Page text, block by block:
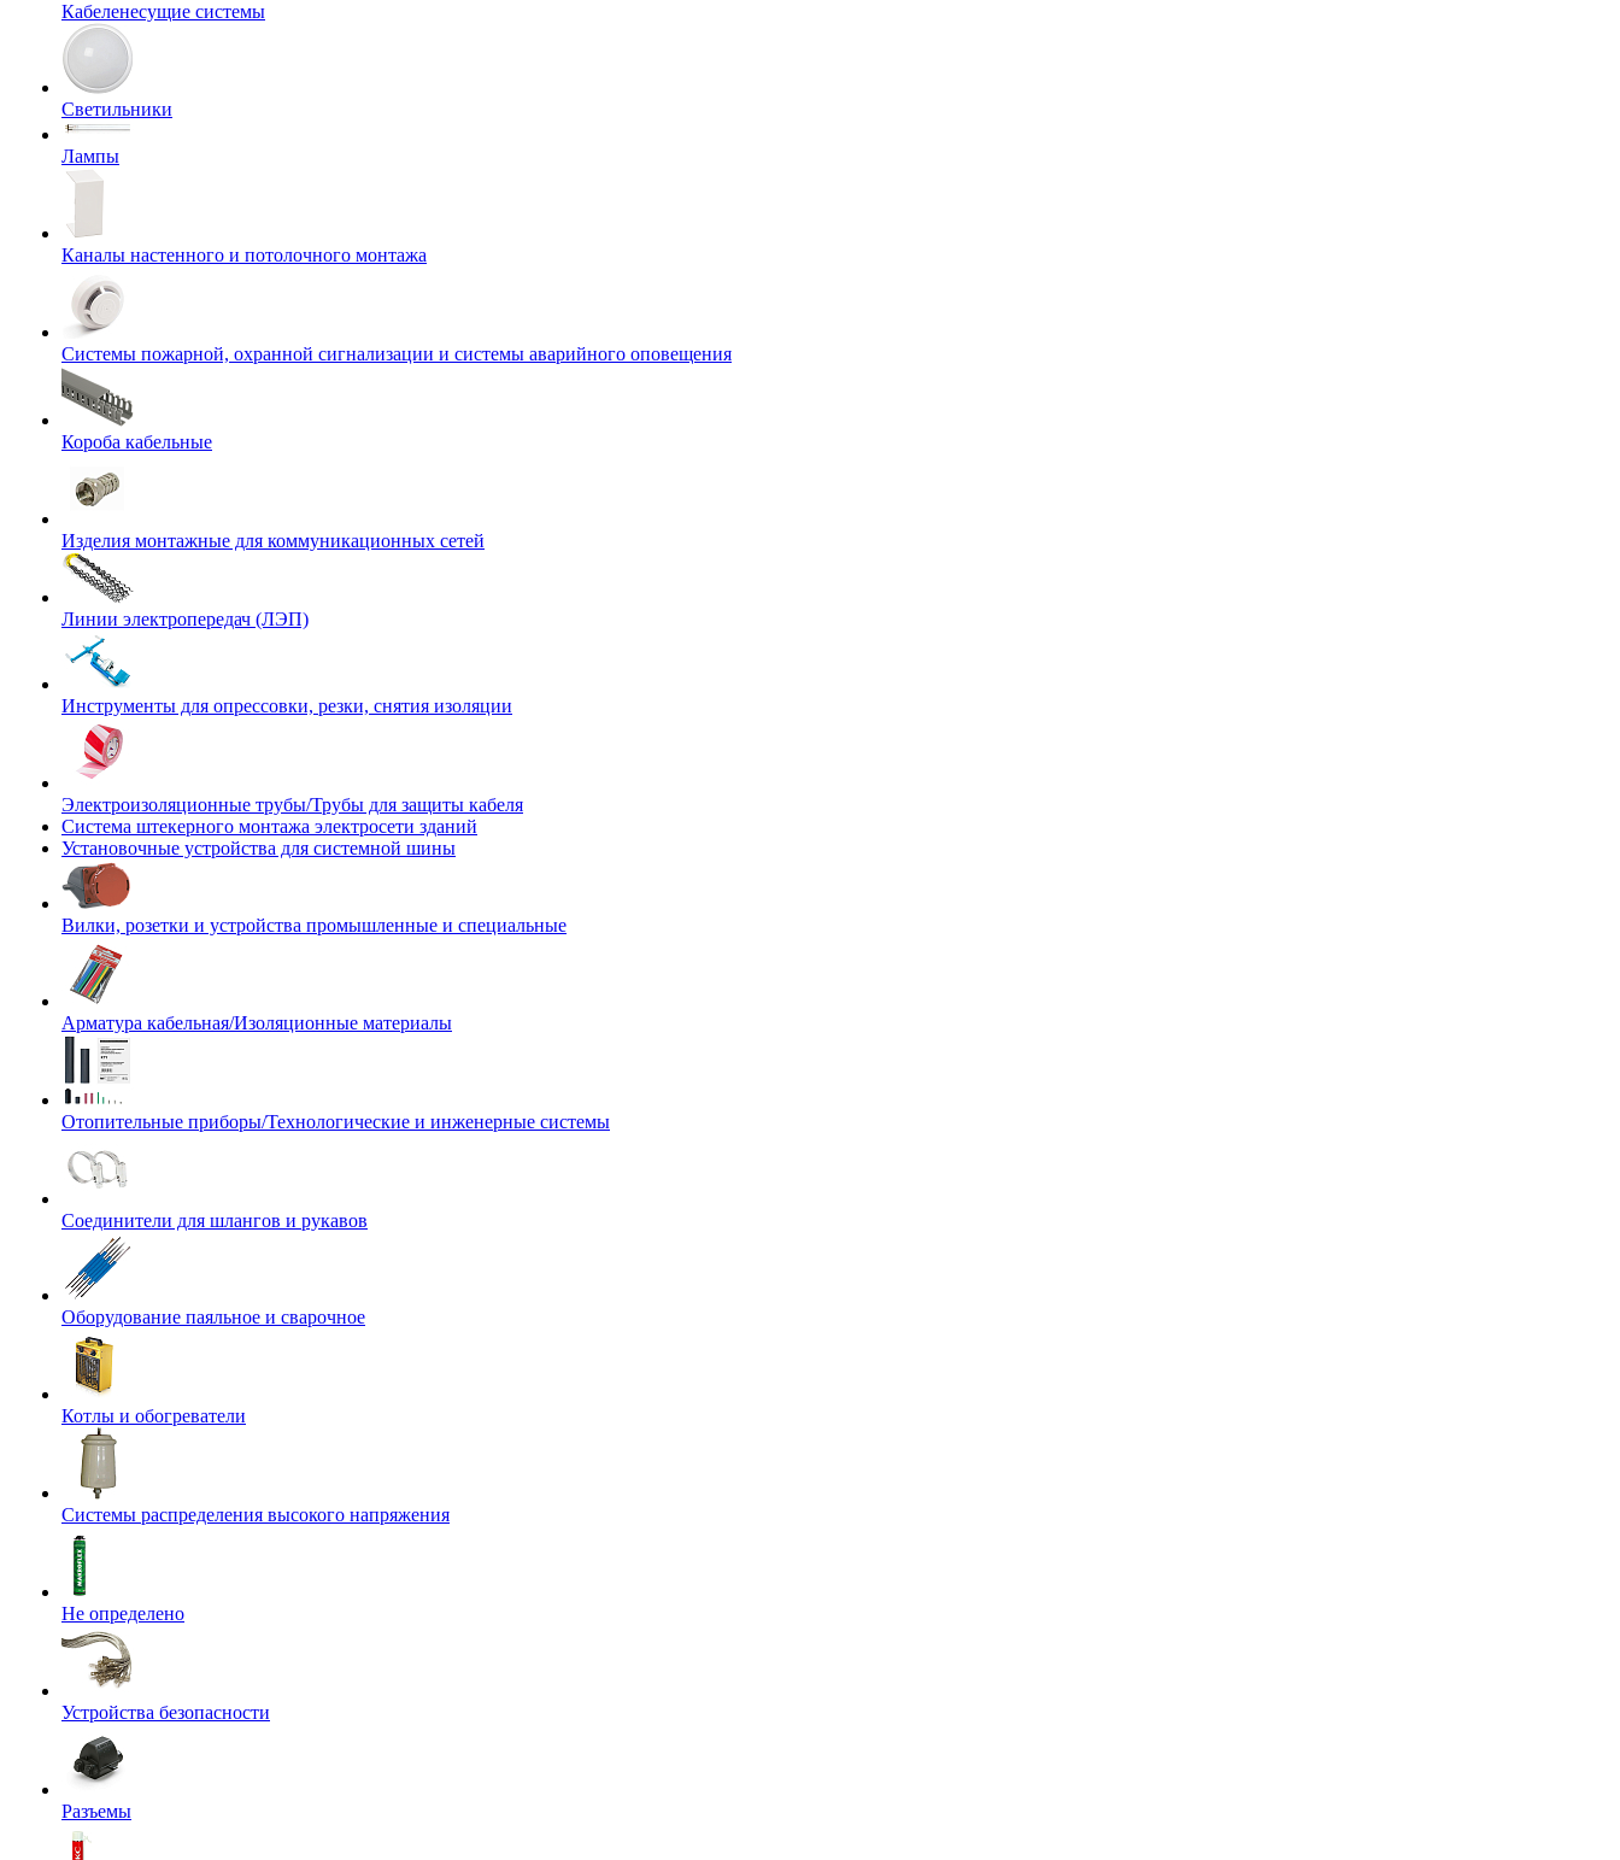
Кабеленесущие системы
Светильники
Лампы
Каналы настенного и потолочного монтажа
Системы пожарной, охранной сигнализации и системы аварийного оповещения
Короба кабельные
Изделия монтажные для коммуникационных сетей
Линии электропередач (ЛЭП)
Инструменты для опрессовки, резки, снятия изоляции
Электроизоляционные трубы/Трубы для защиты кабеля
Система штекерного монтажа электросети зданий
Установочные устройства для системной шины
Вилки, розетки и устройства промышленные и специальные
Арматура кабельная/Изоляционные материалы
Отопительные приборы/Технологические и инженерные системы
Соединители для шлангов и рукавов
Оборудование паяльное и сварочное
Котлы и обогреватели
Системы распределения высокого напряжения
Не определено
Устройства безопасности
Разъемы